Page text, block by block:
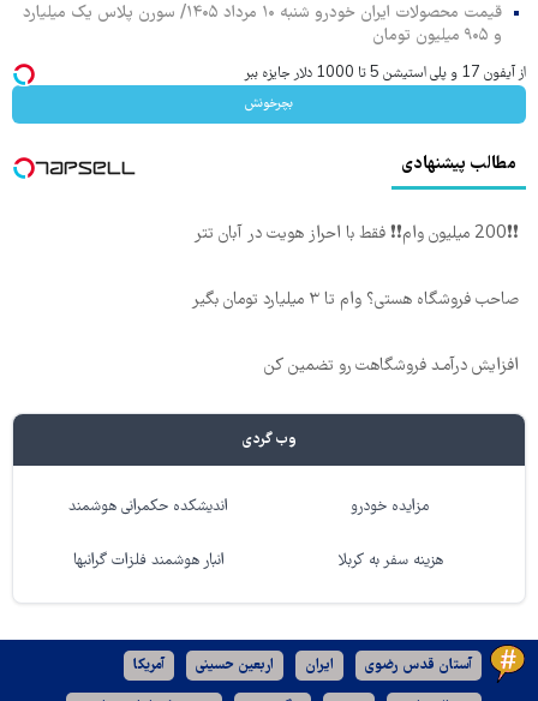
قیمت محصولات ایران خودرو شنبه ۱۰ مرداد ۱۴۰۵/ سورن پلاس یک میلیارد
و ۹۰۵ میلیون تومان
از آیفون 17 و پلی استیشن 5 تا 1000 دلار جایزه ببر
بچرخونش
مطالب پیشنهادی
❗❗200 میلیون وام❗❗ فقط با احراز هویت در آبان تتر
صاحب فروشگاه هستی؟ وام تا ۳ میلیارد تومان بگیر
افزایش درآمـد فروشگاهت رو تضمین کن
وب گردی
مزایده خودرو اندیشکده حکمرانی هوشمند
هزینه سفر به کربلا انبار هوشمند فلزات گرانبها
آستان قدس رضوی ایران اربعین حسینی آمریکا